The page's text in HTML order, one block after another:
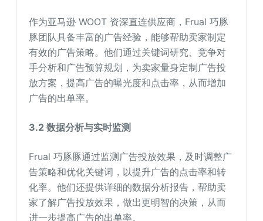
作为亚马逊 WOOT 资深直连供应商，Frual 巧豚
豚团队具备丰富的广告经验，能够帮助卖家制定
有效的广告策略。他们通过关键词研究、竞争对
手分析和广告预算规划，为卖家量身定制广告投
放方案，提高广告的曝光度和点击率，从而增加
广告的出单率。
3.2 数据分析与实时监测
Frual 巧豚豚通过监测广告投放效果，及时调整广
告策略和优化关键词，以提升广告的点击率和转
化率。他们还提供详细的数据分析报告，帮助卖
家了解广告投放效果，做出更明智的决策，从而
进一步提高广告的出单率。